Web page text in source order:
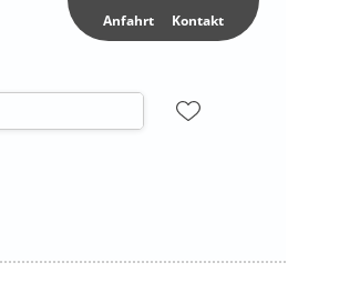
Anfahrt Kontakt